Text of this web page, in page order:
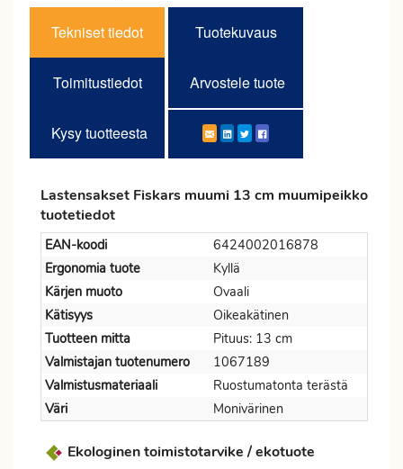
Tekniset tiedot Tuotekuvaus
Toimitustiedot Arvostele tuote
Kysy tuotteesta
Lastensakset Fiskars muumi 13 cm muumipeikko
tuotetiedot
EAN-koodi
6424002016878
Ergonomia tuote
Kyllä
Kärjen muoto
Ovaali
Kätisyys
Oikeakätinen
Tuotteen mitta
Pituus: 13 cm
Valmistajan tuotenumero
1067189
Valmistusmateriaali
Ruostumatonta terästä
Väri
Monivärinen
Ekologinen toimistotarvike / ekotuote